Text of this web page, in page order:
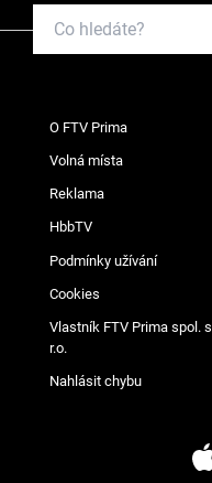
O FTV Prima
Volná místa
Reklama
HbbTV
Podmínky užívání
Cookies
Vlastník FTV Prima spol. s
r.o.
Nahlásit chybu